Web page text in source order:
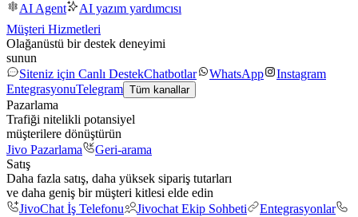
AI Agent
AI yazım yardımcısı
Müşteri Hizmetleri
Olağanüstü bir destek deneyimi
sunun
Siteniz için Canlı DestekChatbotlar WhatsApp
Instagram
EntegrasyonuTelegram Tüm kanallar
Pazarlama
Trafiği nitelikli potansiyel
müşterilere dönüştürün
Jivo Pazarlama
Geri-arama
Satış
Daha fazla satış, daha yüksek sipariş tutarları
ve daha geniş bir müşteri kitlesi elde edin
JivoChat İş Telefonu
Jivochat Ekip Sohbeti
Entegrasyonlar